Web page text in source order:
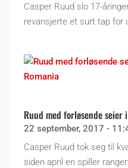
Casper Ruud slo 17-
revansjerte et surt tap for
Ruud med forløsende seier
22 september, 2017 -
Casper Ruud tok seg til
siden april en spiller